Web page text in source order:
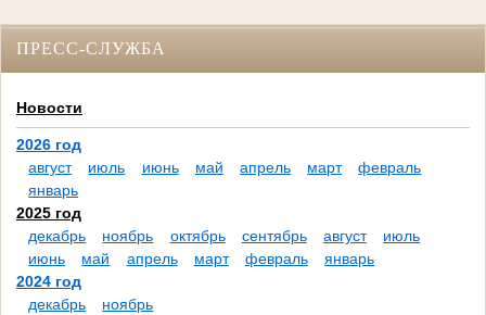
ПРЕСС-СЛУЖБА
Новости
2026 год
август
июль июнь май апрель март
февраль
январь
2025 год
декабрь
ноябрь октябрь сентябрь август
июль
июнь
май апрель март февраль
январь
2024 год
декабрь
ноябрь